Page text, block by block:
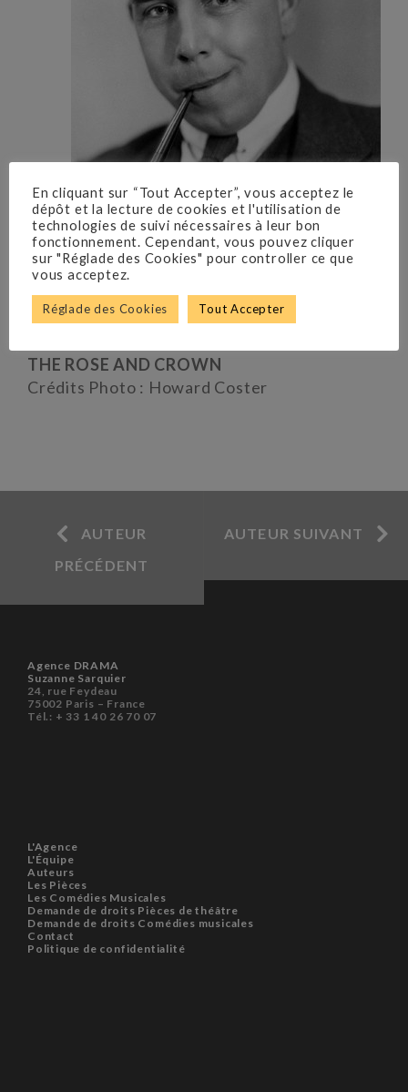
AN INSPECTOR CALLS
THE ROSE AND CROWN
Crédits Photo : Howard Coster
AUTEUR
PRÉCÉDENT
AUTEUR SUIVANT
Agence DRAMA
Suzanne Sarquier
24, rue Feydeau
75002 Paris – France
Tél.: + 33 1 40 26 70 07
L'Agence
L'Équipe
Auteurs
Les Pièces
Les Comédies Musicales
Demande de droits Pièces de théâtre
Demande de droits Comédies musicales
Contact
Politique de confidentialité
En cliquant sur “Tout Accepter”, vous acceptez le
dépôt et la lecture de cookies et l'utilisation de
technologies de suivi nécessaires à leur bon
fonctionnement. Cependant, vous pouvez cliquer
sur "Réglade des Cookies" pour controller ce que
vous acceptez.
Réglade des Cookies Tout Accepter